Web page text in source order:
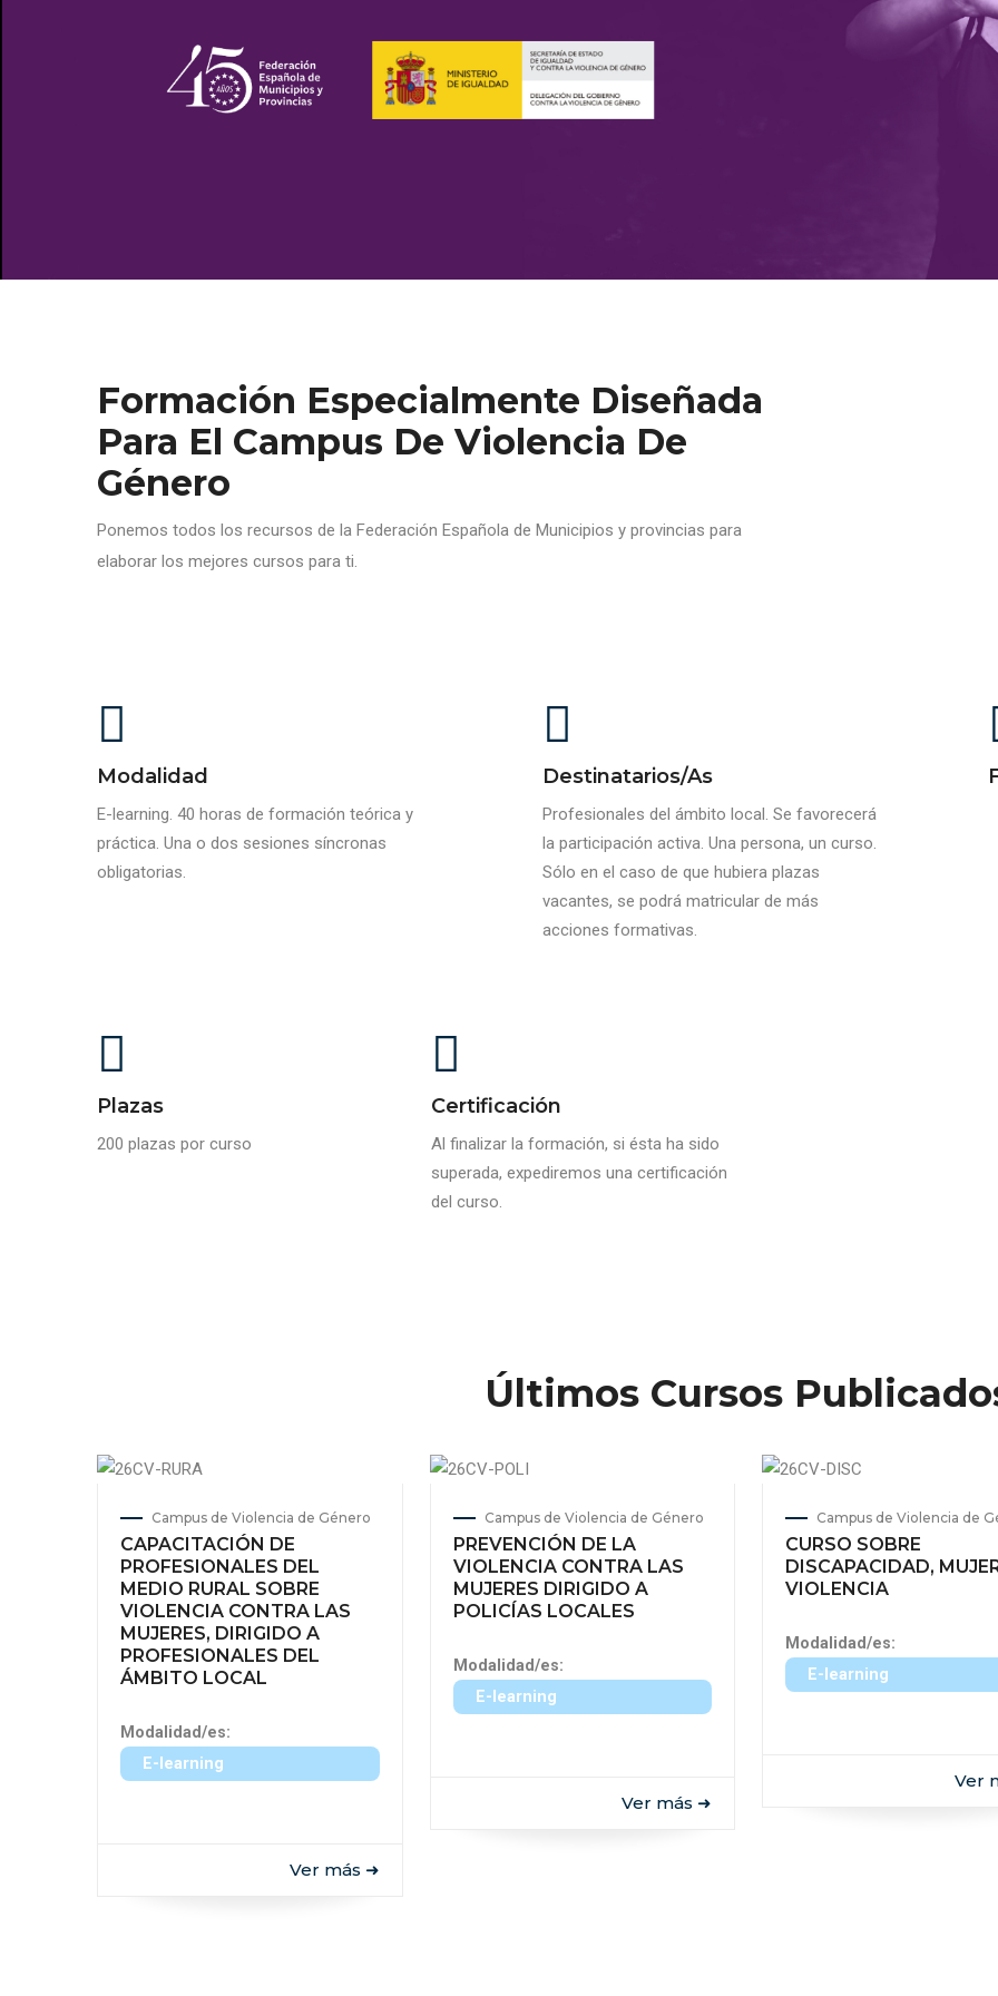
Formación Especialmente Diseñada
Para El Campus De Violencia De
Género
Ponemos todos los recursos de la Federación Española de Municipios y provincias para
elaborar los mejores cursos para ti.
Modalidad
E-learning. 40 horas de formación teórica y
práctica. Una o dos sesiones síncronas
obligatorias.
Destinatarios/as
Profesionales del ámbito local. Se favorecerá
la participación activa. Una persona, un curso.
Sólo en el caso de que hubiera plazas
vacantes, se podrá matricular de más
acciones formativas.
Plazas
200 plazas por curso
Certificación
Al finalizar la formación, si ésta ha sido
superada, expediremos una certificación
del curso.
Últimos Cursos
Campus de Violencia de Género
CAPACITACIÓN DE
PROFESIONALES DEL
MEDIO RURAL SOBRE
VIOLENCIA CONTRA LAS
MUJERES, DIRIGIDO A
PROFESIONALES DEL
ÁMBITO LOCAL
Modalidad/es:
E-learning
Ver más ➜
Campus de Violencia de Género
PREVENCIÓN DE LA
VIOLENCIA CONTRA LAS
MUJERES DIRIGIDO A
POLICÍAS LOCALES
Modalidad/es:
E-learning
Ver más ➜
Campus de Violencia de
CURSO SOBRE
DISCAPACIDAD,
VIOLENCIA
Modalidad/es:
E-learning
Ver